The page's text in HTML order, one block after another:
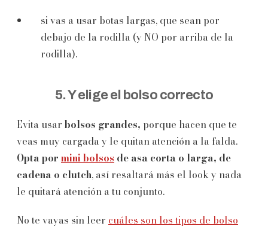
si vas a usar botas largas, que sean por
debajo de la rodilla (y NO por arriba de la
rodilla).
5. Y elige el bolso correcto
Evita usar bolsos grandes, porque hacen que te
veas muy cargada y le quitan atención a la falda.
Opta por mini bolsos de asa corta o larga, de
cadena o clutch, así resaltará más el look y nada
le quitará atención a tu conjunto.
No te vayas sin leer cuáles son los tipos de bolso